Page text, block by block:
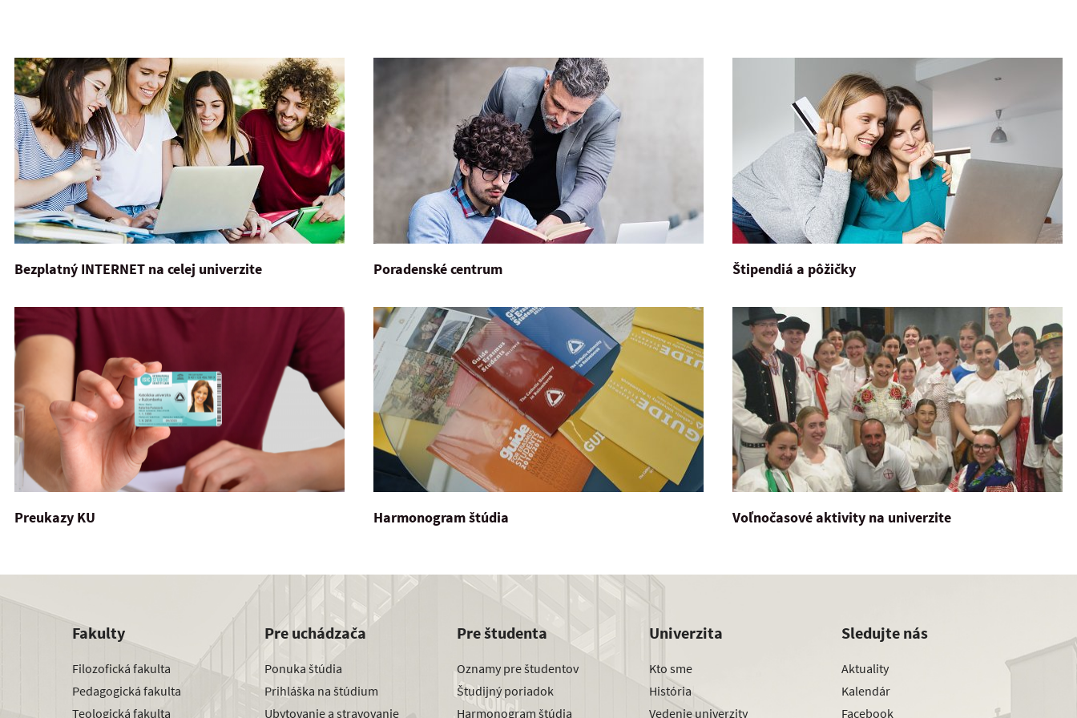
Bezplatný INTERNET na celej univerzite Poradenské centrum Štipendiá a pôžičky
Preukazy KU Harmonogram štúdia Voľnočasové aktivity na univerzite
Fakulty
Filozofická fakulta
Pedagogická fakulta
Teologická fakulta
Pre uchádzača
Ponuka štúdia
Prihláška na štúdium
Ubytovanie a stravovanie
Pre študenta
Oznamy pre študentov
Študijný poriadok
Harmonogram štúdia
Univerzita
Kto sme
História
Vedenie univerzity
Sledujte nás
Aktuality
Kalendár
Facebook